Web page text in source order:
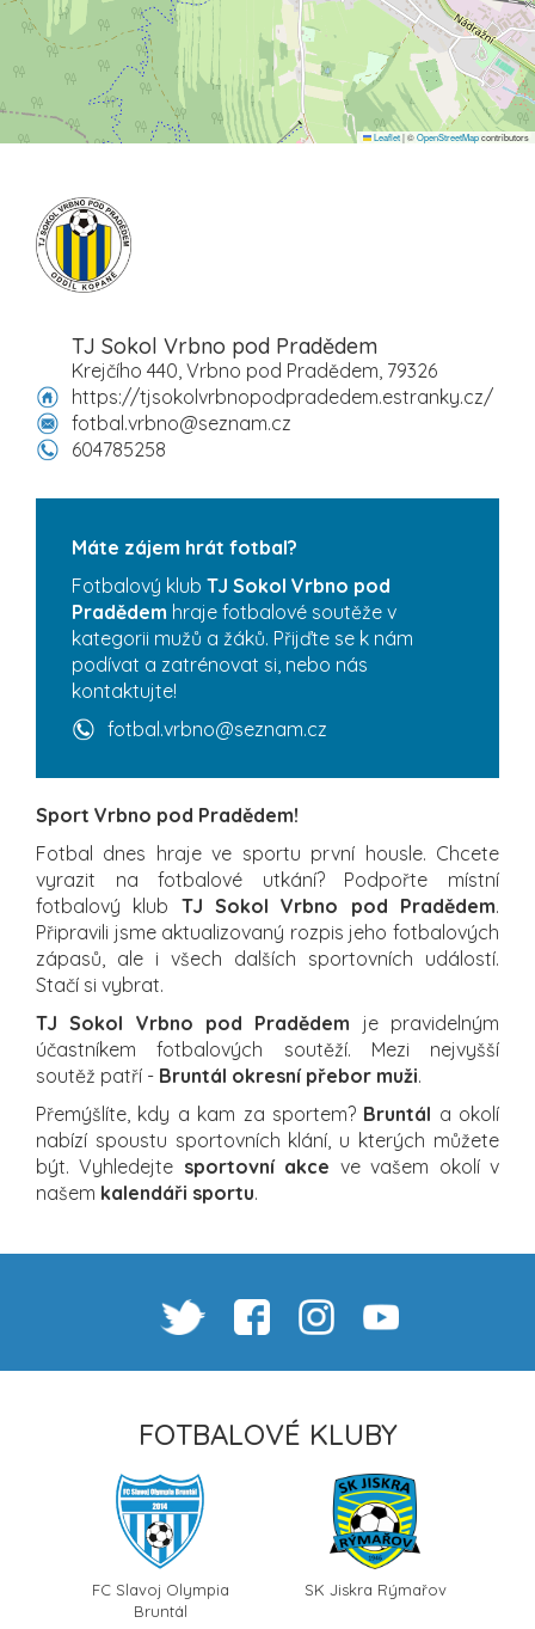
Leaflet|©OpenStreetMapcontributors
TJ Sokol Vrbno pod Pradědem
Krejčího 440, Vrbno pod Pradědem, 79326
https://tjsokolvrbnopodpradedem.estranky.cz/
fotbal.vrbno@seznam.cz
604785258
Máte zájem hrát fotbal?
Fotbalový klub TJ Sokol Vrbno pod
Pradědem hraje fotbalové soutěže v
kategorii mužů a žáků. Přijďte se k nám
podívat a zatrénovat si, nebo nás
kontaktujte!
fotbal.vrbno@seznam.cz
Sport Vrbno pod Pradědem!
Fotbal dnes hraje ve sportu první housle. Chcete
vyrazit na fotbalové utkání? Podpořte místní
fotbalový klub TJ Sokol Vrbno pod Pradědem.
Připravili jsme aktualizovaný rozpis jeho fotbalových
zápasů, ale i všech dalších sportovních událostí.
Stačí si vybrat.
TJ Sokol Vrbno pod Pradědem je pravidelným
účastníkem fotbalových soutěží. Mezi nejvyšší
soutěž patří - Bruntál okresní přebor muži.
Přemýšlíte, kdy a kam za sportem? Bruntál a okolí
nabízí spoustu sportovních klání, u kterých můžete
být. Vyhledejte sportovní akce ve vašem okolí v
našem kalendáři sportu.
FOTBALOVÉ KLUBY
FC Slavoj Olympia
Bruntál
SK Jiskra Rýmařov